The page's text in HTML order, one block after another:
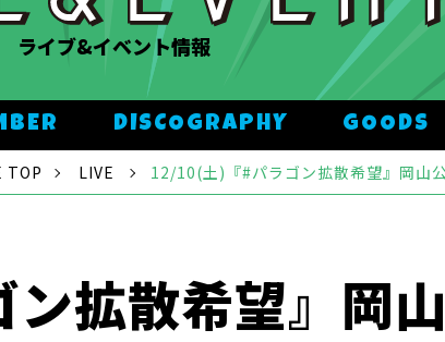
ライブ&イベント情報
DISCOGRAPHY GOODS
TOP LIVE 12/10(土)『#パラゴン拡散希望』岡山
拡散希望』岡